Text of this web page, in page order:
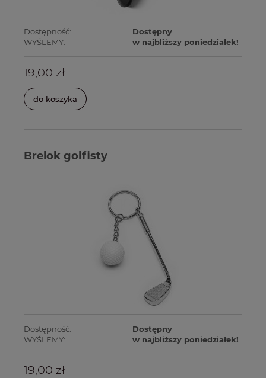
Dostępność:
Dostępny
WYŚLEMY:
w najbliższy poniedziałek!
19,00 zł
do koszyka
Brelok golfisty
Dostępność:
Dostępny
WYŚLEMY:
w najbliższy poniedziałek!
19,00 zł